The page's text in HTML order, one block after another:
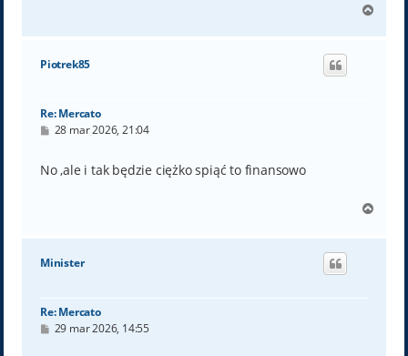
g
Piotrek85
Re: Mercato
P
t
28 mar 2026, 21:04
No ,ale i tak będzie ciężko spiąć to finansowo
g
Minister
Re: Mercato
P29 mar 2026, 14:55